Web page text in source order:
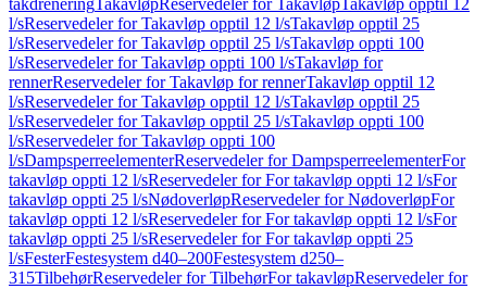
takdreneringTakavløpReservedeler for TakavløpTakavløp opptil 12
l/sReservedeler for Takavløp opptil 12 l/sTakavløp opptil 25
l/sReservedeler for Takavløp opptil 25 l/sTakavløp oppti 100
l/sReservedeler for Takavløp oppti 100 l/sTakavløp for
rennerReservedeler for Takavløp for rennerTakavløp opptil 12
l/sReservedeler for Takavløp opptil 12 l/sTakavløp opptil 25
l/sReservedeler for Takavløp opptil 25 l/sTakavløp oppti 100
l/sReservedeler for Takavløp oppti 100
l/sDampsperreelementerReservedeler for DampsperreelementerFor
takavløp oppti 12 l/sReservedeler for For takavløp oppti 12 l/sFor
takavløp oppti 25 l/sNødoverløpReservedeler for NødoverløpFor
takavløp oppti 12 l/sReservedeler for For takavløp oppti 12 l/sFor
takavløp oppti 25 l/sReservedeler for For takavløp oppti 25
l/sFesterFestesystem d40–200Festesystem d250–
315TilbehørReservedeler for TilbehørFor takavløpReservedeler for